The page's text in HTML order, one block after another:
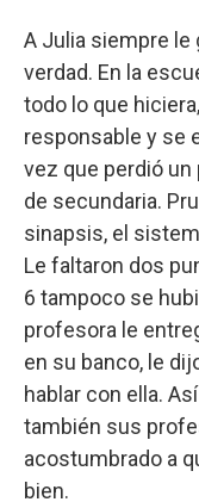
A Julia siempre le
verdad. En la
todo lo que
responsable y se
vez que perdió
de secundaria.
sinapsis, el
Le faltaron dos
6 tampoco se
profesora le
en su banco, le
hablar con ella.
también sus
acostumbrado a
bien.